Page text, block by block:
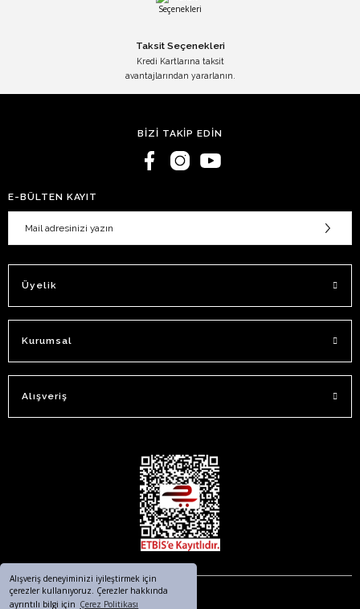
Alışveriş deneyiminizi iyileştirmek için
çerezler kullanıyoruz. Çerezler hakkında
ayrıntılı bilgi için Çerez Politikası
Taksit Seçenekleri
Kredi Kartlarına taksit
avantajlarından yararlanın.
BİZİ TAKİP EDİN
E-BÜLTEN KAYIT
Üyelik
Kurumsal
Alışveriş